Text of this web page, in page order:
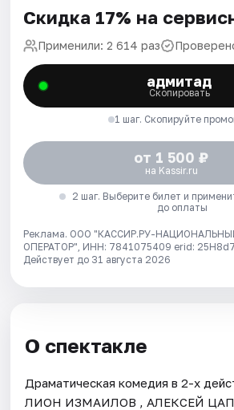
Скидка 17% на
Применили: 2 614 раз
адмитад
Скопировать
1 шаг. Скопируйте
от 1 500 ₽
на Kassir.ru
2 шаг. Выберите билет и
до оплаты
Реклама. ООО "КАССИР.РУ-
ОПЕРАТОР", ИНН: 7841075409 erid:
Действует до 31 августа 2026
О спектакле
Драматическая комедия в 2-х
ЛИОН ИЗМАИЛОВ , АЛЕКСЕЙ